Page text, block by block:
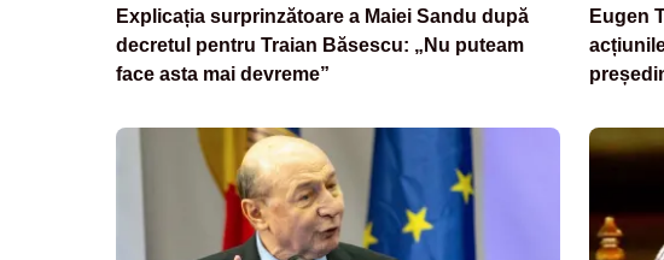
Explicația surprinzătoare a Maiei Sandu după
decretul pentru Traian Băsescu: „Nu puteam
face asta mai devreme”
Eugen